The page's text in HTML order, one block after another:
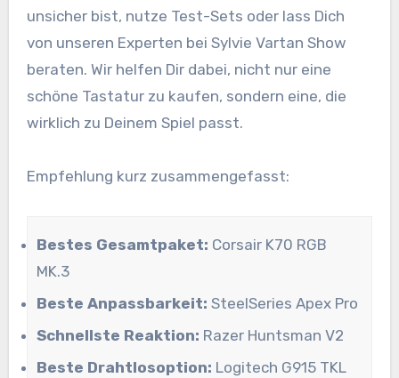
unsicher bist, nutze Test-Sets oder lass Dich
von unseren Experten bei Sylvie Vartan Show
beraten. Wir helfen Dir dabei, nicht nur eine
schöne Tastatur zu kaufen, sondern eine, die
wirklich zu Deinem Spiel passt.
Empfehlung kurz zusammengefasst:
Bestes Gesamtpaket: Corsair K70 RGB
MK.3
Beste Anpassbarkeit: SteelSeries Apex Pro
Schnellste Reaktion: Razer Huntsman V2
Beste Drahtlosoption: Logitech G915 TKL